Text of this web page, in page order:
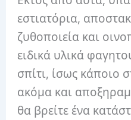
εστιατόρια,
ζυθοποιεία και
ειδικά υλικά
σπίτι, ίσως κάποιο
ακόμα και
θα βρείτε ένα